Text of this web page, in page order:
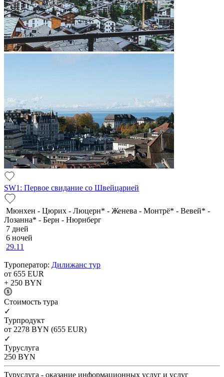
SW1: Первое свидание со Швейцарией
Мюнхен - Цюрих - Люцерн* - Женева - Монтрё* - Вевей* -
Лозанна* - Берн - Нюрнберг
7 дней
6 ночей
29.11
Туроператор: Дилижанс тур
от 655 EUR
+ 250 BYN
Cтоимость тура
✓
Турпродукт
от 2278 BYN (655 EUR)
✓
Туруслуга
250 BYN
Туруслуга - оказание информационных услуг и услуг